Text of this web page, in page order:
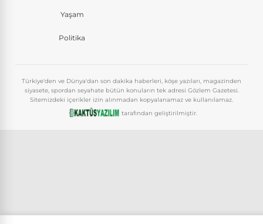
Yaşam
Politika
Türkiye'den ve Dünya'dan son dakika haberleri, köşe yazıları, magazinden
siyasete, spordan seyahate bütün konuların tek adresi Gözlem Gazetesi.
Sitemizdeki içerikler izin alınmadan kopyalanamaz ve kullanılamaz.
tarafından geliştirilmiştir.